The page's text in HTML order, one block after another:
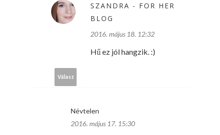
SZANDRA - FOR HER
BLOG
2016. május 18. 12:32
Hű ez jól hangzik. :)
Válasz
Névtelen
2016. május 17. 15:30